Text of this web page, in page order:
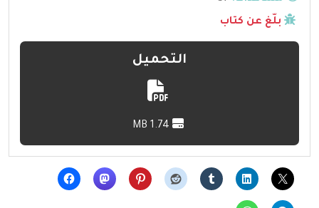
بلّغ عن كتاب
التحميل